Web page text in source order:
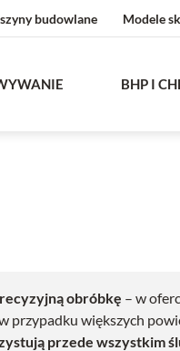
budowlane Modele
BHP I
obróbkę – w
przypadku większych
przede wszystkim